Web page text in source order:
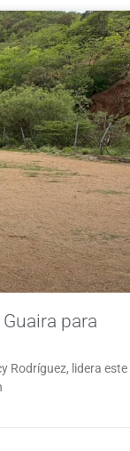
para
Rodríguez, lidera este